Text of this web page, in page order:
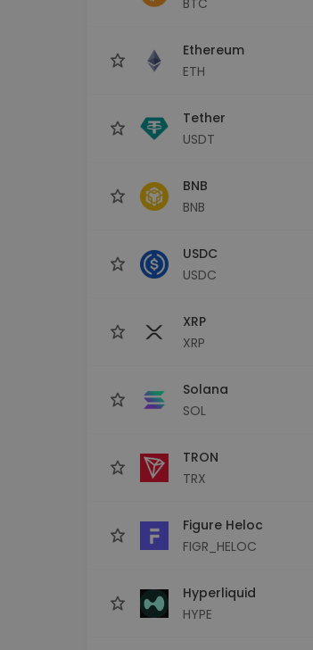
Ethereum
ETH
Tether
USDT
BNB
BNB
USDC
USDC
XRP
XRP
Solana
SOL
TRON
TRX
Figure Heloc
FIGR_HELOC
Hyperliquid
HYPE